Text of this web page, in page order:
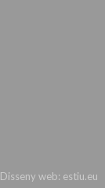
Disseny web: estiu.eu